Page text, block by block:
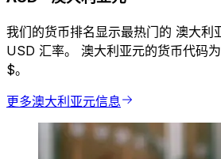
我们的货币排名显示最热门的 澳大
USD 汇率。 澳大利亚元的货币代码
$。
更多澳大利亚元信息